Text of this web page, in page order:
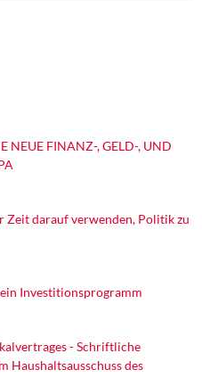
NEUE FINANZ-, GELD-, UND
Zeit darauf verwenden, Politik zu
Investitionsprogramm
- Schriftliche
Haushaltsausschuss des